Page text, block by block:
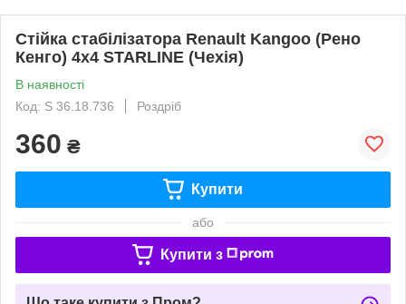
Стійка стабілізатора Renault Kangoo (Рено
Кенго) 4х4 STARLINE (Чехія)
В наявності
Код: S 36.18.736
Роздріб
360 ₴
Купити
або
Купити з